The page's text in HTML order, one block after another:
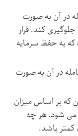
در آن به صورت
کند. قرار
به حفظ سرمایه
در آن به صورت
که بر اساس میزان
شود. هر چه
باشد.